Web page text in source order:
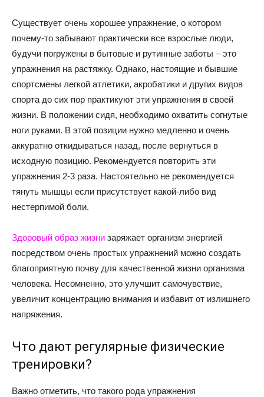
Существует очень хорошее упражнение, о котором
почему-то забывают практически все взрослые люди,
будучи погружены в бытовые и рутинные заботы – это
упражнения на растяжку. Однако, настоящие и бывшие
спортсмены легкой атлетики, акробатики и других видов
спорта до сих пор практикуют эти упражнения в своей
жизни. В положении сидя, необходимо охватить согнутые
ноги руками. В этой позиции нужно медленно и очень
аккуратно откидываться назад, после вернуться в
исходную позицию. Рекомендуется повторить эти
упражнения 2-3 раза. Настоятельно не рекомендуется
тянуть мышцы если присутствует какой-либо вид
нестерпимой боли.
Здоровый образ жизни заряжает организм энергией
посредством очень простых упражнений можно создать
благоприятную почву для качественной жизни организма
человека. Несомненно, это улучшит самочувствие,
увеличит концентрацию внимания и избавит от излишнего
напряжения.
Что дают регулярные физические
тренировки?
Важно отметить, что такого рода упражнения